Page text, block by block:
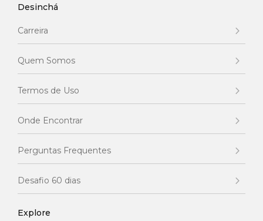
Desinchá
Carreira
Quem Somos
Termos de Uso
Onde Encontrar
Perguntas Frequentes
Desafio 60 dias
Explore